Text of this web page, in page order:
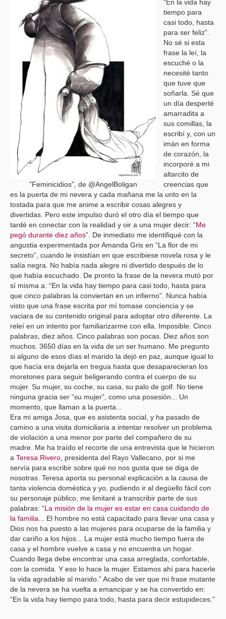
"Feminicidios", de @AngelBoligan
“En la vida hay
tiempo para
casi todo, hasta
para ser feliz”.
No sé si esta
frase la leí, la
escuché o la
necesité tanto
que tuve que
soñarla. Sé que
un día desperté
amarradita a
sus comillas, la
escribí y, con un
imán en forma
de corazón, la
incorporé a mi
altarcito de
creencias que
es la puerta de mi nevera y cada mañana me la unto en la
tostada para que me anime a escribir cosas alegres y
divertidas. Pero este impulso duró el otro día el tiempo que
tardé en conectar con la realidad y oir a una mujer decir: “Me
pegó durante diez años”. De inmediato me identifiqué con la
angustia experimentada por Amanda Gris en “La flor de mi
secreto”, cuando le insistían en que escribiese novela rosa y le
salía negra. No había nada alegre ni divertido después de lo
que había escuchado. De pronto la frase de la nevera mutó por
sí misma a: “En la vida hay tiempo para casi todo, hasta para
que cinco palabras la conviertan en un infierno”. Nunca había
visto que una frase escrita por mí tomase conciencia y se
vaciara de su contenido original para adoptar otro diferente. La
releí en un intento por familiarizarme con ella. Imposible. Cinco
palabras, diez años. Cinco palabras son pocas. Diez años son
muchos. 3650 días en la vida de un ser humano. Me pregunto
si alguno de esos días el marido la dejó en paz, aunque igual lo
que hacía era dejarla en tregua hasta que desaparecieran los
moretones para seguir beligerando contra el cuerpo de su
mujer. Su mujer, su coche, su casa, su palo de golf. No tiene
ninguna gracia ser “su mujer”, como una posesión... Un
momento, que llaman a la puerta...
Era mi amiga Josa, que es asistenta social, y ha pasado de
camino a una visita domiciliaria a intentar resolver un problema
de violación a una menor por parte del compañero de su
madre. Me ha traído el recorte de una entrevista que le hicieron
a Teresa Rivero, presidenta del Rayo Vallecano, por si me
servía para escribir sobre qué no nos gusta que se diga de
nosotras. Teresa aporta su personal explicación a la causa de
tanta violencia doméstica y yo, pudiendo ir al degüello fácil con
su personaje público, me limitaré a transcribir parte de sus
palabras: “La misión de la mujer es estar en casa cuidando de
la familia... El hombre no está capacitado para llevar una casa y
Dios nos ha puesto a las mujeres para ocuparse de la familia y
dar cariño a los hijos... La mujer está mucho tiempo fuera de
casa y el hombre vuelve a casa y no encuentra un hogar.
Cuando llega debe encontrar una casa arreglada, confortable,
con la comida. Y eso lo hace la mujer. Estamos ahí para hacerle
la vida agradable al marido.” Acabo de ver que mi frase mutante
de la nevera se ha vuelta a emancipar y se ha convertido en:
“En la vida hay tiempo para todo, hasta para decir estupideces.”